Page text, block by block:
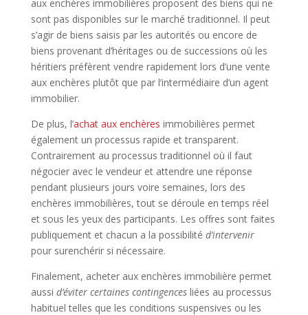
aux enchères immobilières proposent des biens qui ne
sont pas disponibles sur le marché traditionnel. Il peut
s’agir de biens saisis par les autorités ou encore de
biens provenant d’héritages ou de successions où les
héritiers préfèrent vendre rapidement lors d’une vente
aux enchères plutôt que par l’intermédiaire d’un agent
immobilier.
De plus, l’achat aux enchères immobilières permet
également un processus rapide et transparent.
Contrairement au processus traditionnel où il faut
négocier avec le vendeur et attendre une réponse
pendant plusieurs jours voire semaines, lors des
enchères immobilières, tout se déroule en temps réel
et sous les yeux des participants. Les offres sont faites
publiquement et chacun a la possibilité d’intervenir
pour surenchérir si nécessaire.
Finalement, acheter aux enchères immobilière permet
aussi d’éviter certaines contingencesliées au processus
habituel telles que les conditions suspensives ou les